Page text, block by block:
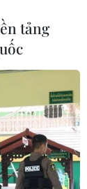
tảng